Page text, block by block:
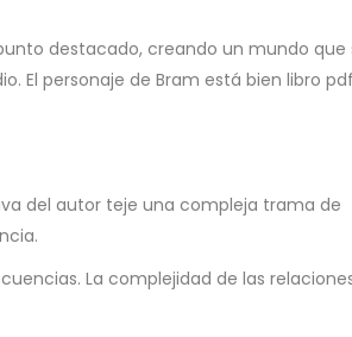
destacado, creando un mundo que
El personaje de Bram está bien libro pdf
del autor teje una compleja trama de
La complejidad de las